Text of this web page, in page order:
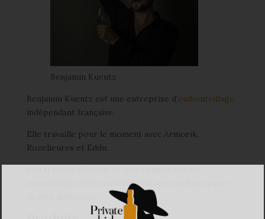
Benjamin Kuentz
Benjamin Kuentz est une entreprise d’embouteillage
indépendant française.
Elle travaille pour le moment avec Armorik,
Rozelieures et Eddu.
assemblages et les maturations, avec un beau panel